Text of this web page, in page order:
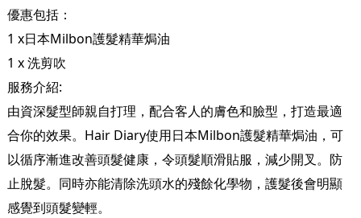
優惠包括：
1 x日本Milbon護髮精華焗油
1 x 洗剪吹
服務介紹:
由資深髮型師親自打理，配合客人的膚色和臉型，打造最適
合你的效果。Hair Diary使用日本Milbon護髮精華焗油，可
以循序漸進改善頭髮健康，令頭髮順滑貼服，減少開叉。防
止脫髮。同時亦能清除洗頭水的殘餘化學物，護髮後會明顯
感覺到頭髮變輕。